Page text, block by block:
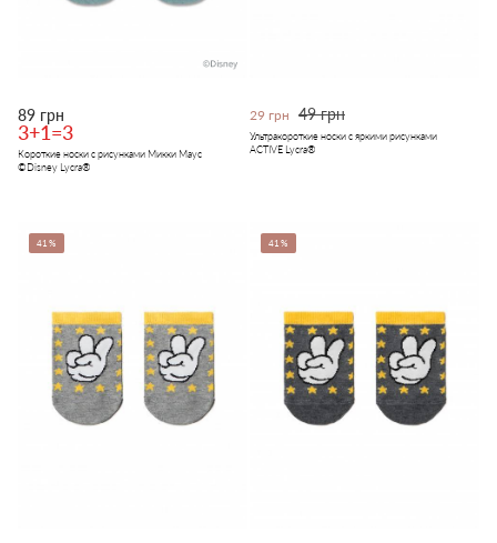
89 грн
3+1=3
Короткие носки с рисунками Микки Маус
©Disney Lycra®
29 грн 49 грн
Ультракороткие носки с яркими рисунками
ACTIVE Lycra®
41% 41%